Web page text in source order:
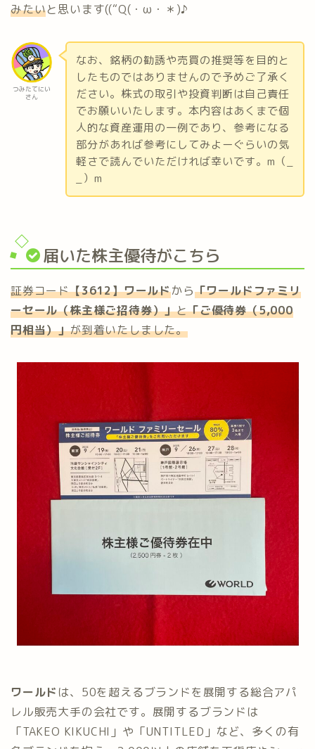
みたいと思います((“Q(・ω・＊)♪
つみたてにい
さん
なお、銘柄の勧誘や売買の推奨等を目的と
したものではありませんので予めご了承く
ださい。株式の取引や投資判断は自己責任
でお願いいたします。本内容はあくまで個
人的な資産運用の一例であり、参考になる
部分があれば参考にしてみよーぐらいの気
軽さで読んでいただければ幸いです。m（_
_）m
届いた株主優待がこちら
証券コード【3612】ワールドから「ワールドファミリ
ーセール（株主様ご招待券）」と「ご優待券（5,000
円相当）」が到着いたしました。
ワールド は、50を超えるブランドを展開する総合アパ
レル販売大手の会社です。展開するブランドは
「TAKEO KIKUCHI」や「UNTITLED」など、多くの有